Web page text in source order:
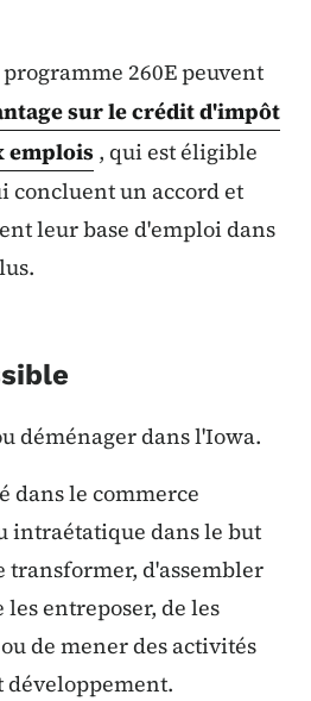
260E peuvent
sur le crédit d'impôt
emplois, qui est éligible
concluent un accord et
leur base d'emploi dans
déménager dans l'Iowa.
dans le commerce
intraétatique dans le but
transformer, d'assembler
entreposer, de les
de mener des activités
développement.